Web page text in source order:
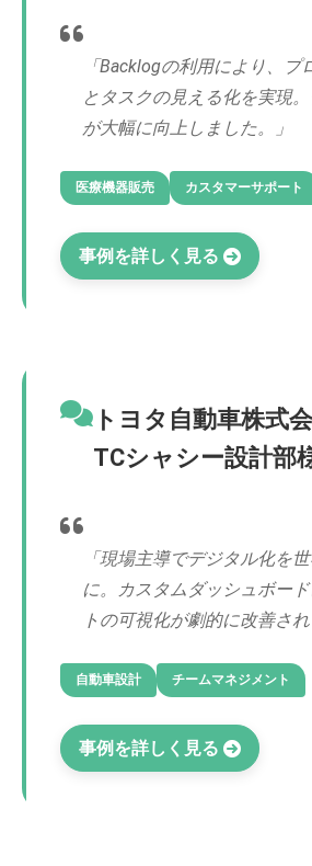
「Backlogの利用により、
とタスクの見える化を実現
が大幅に向上しました。」
医療機器販売 カスタマーサポート
事例を詳しく見る
トヨタ自動車株式
TCシャシー設計部
「現場主導でデジタル化を
に。カスタムダッシュボー
トの可視化が劇的に改善され
自動車設計 チームマネジメント
事例を詳しく見る